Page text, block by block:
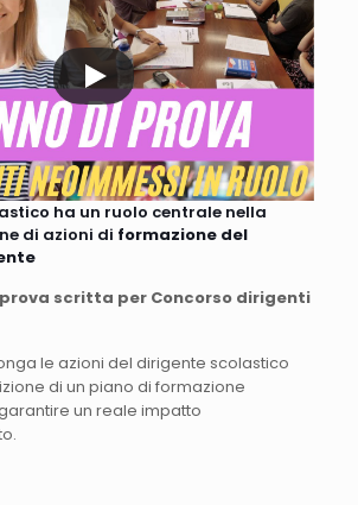
ha un ruolo centrale nella
di azioni di formazione del
scritta per Concorso dirigenti
le azioni del dirigente scolastico
di un piano di formazione
un reale impatto